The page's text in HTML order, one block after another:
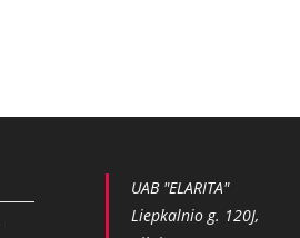
UAB "ELARITA"
Liepkalnio g. 120J,